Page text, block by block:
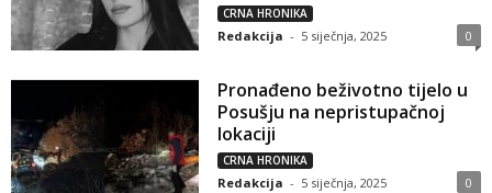
CRNA HRONIKA
Redakcija - 5 siječnja, 2025 0
Pronađeno beživotno tijelo u
Posušju na nepristupačnoj
lokaciji
CRNA HRONIKA
Redakcija - 5 siječnja, 2025 0